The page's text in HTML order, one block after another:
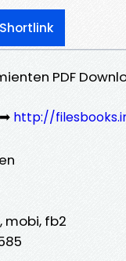
PDF
http://
mobi, fb2